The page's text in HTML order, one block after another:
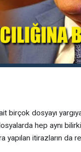
dosyayı yargıya
hep aynı
itirazların da